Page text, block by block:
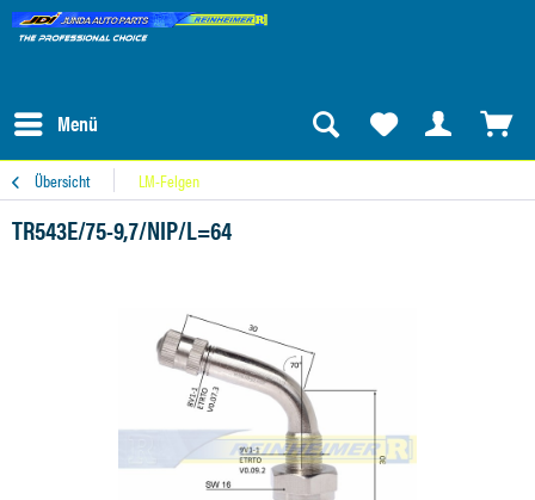
Menü
Übersicht LM-Felgen
TR543E/75-9,7/NIP/L=64